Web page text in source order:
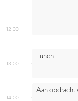
12:00
13:00
14:00
Lunch
Aan opdracht